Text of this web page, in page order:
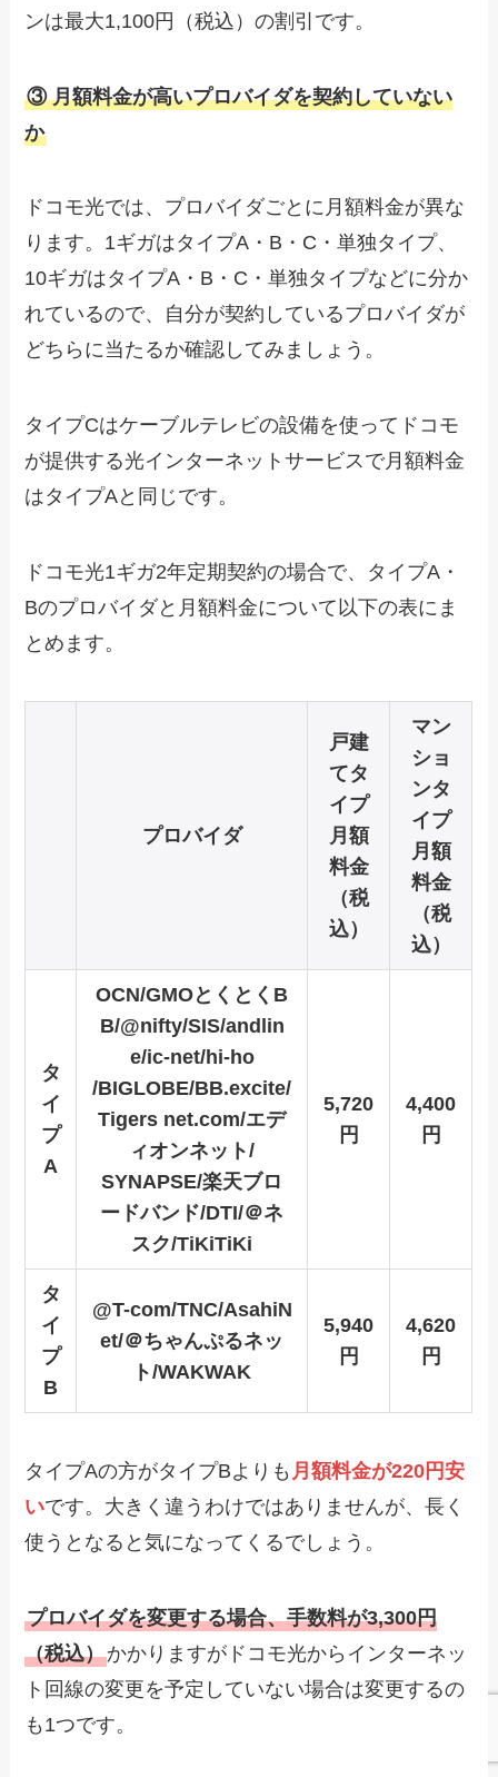
ンは最大1,100円（税込）の割引です。
③ 月額料金が高いプロバイダを契約していない
か
ドコモ光では、プロバイダごとに月額料金が異な
ります。1ギガはタイプA・B・C・単独タイプ、
10ギガはタイプA・B・C・単独タイプなどに分か
れているので、自分が契約しているプロバイダが
どちらに当たるか確認してみましょう。
タイプCはケーブルテレビの設備を使ってドコモ
が提供する光インターネットサービスで月額料金
はタイプAと同じです。
ドコモ光1ギガ2年定期契約の場合で、タイプA・
Bのプロバイダと月額料金について以下の表にま
とめます。
プロバイダ
戸建
てタ
イプ
月額
料金
（税
込）
マン
ショ
ンタ
イプ
月額
料金
（税
込）
タ
イ
プ
A
OCN/GMOとくとくB
B/@nifty/SIS/andlin
e/ic-net/hi-ho
/BIGLOBE/BB.excite/
Tigers net.com/エデ
ィオンネット/
SYNAPSE/楽天ブロ
ードバンド/DTI/＠ネ
スク/TiKiTiKi
5,720
円
4,400
円
タ
イ
プ
B
@T-com/TNC/AsahiN
et/＠ちゃんぷるネッ
ト/WAKWAK
5,940
円
4,620
円
タイプAの方がタイプBよりも 月額料金が220円安
いです。大きく違うわけではありませんが、長く
使うとなると気になってくるでしょう。
プロバイダを変更する場合、手数料が3,300円
（税込）かかりますがドコモ光からインターネッ
ト回線の変更を予定していない場合は変更するの
も1つです。